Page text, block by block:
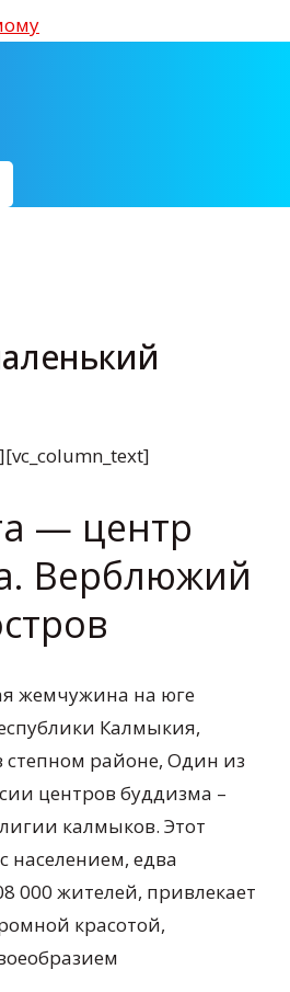
— центр
Верблюжий
жемчужина на юге
Калмыкия,
степном районе, Один из
центров буддизма –
калмыков. Этот
населением, едва
жителей, привлекает
красотой,